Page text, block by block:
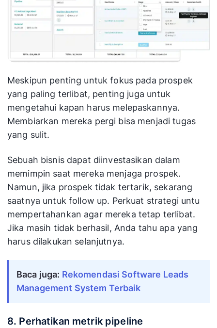
Meskipun penting untuk fokus pada prospek
yang paling terlibat, penting juga untuk
mengetahui kapan harus melepaskannya.
Membiarkan mereka pergi bisa menjadi tugas
yang sulit.
Sebuah bisnis dapat diinvestasikan dalam
memimpin saat mereka menjaga prospek.
Namun, jika prospek tidak tertarik, sekarang
saatnya untuk follow up. Perkuat strategi untu
mempertahankan agar mereka tetap terlibat.
Jika masih tidak berhasil, Anda tahu apa yang
harus dilakukan selanjutnya.
Baca juga: Rekomendasi Software Leads
Management System Terbaik
8. Perhatikan metrik pipeline